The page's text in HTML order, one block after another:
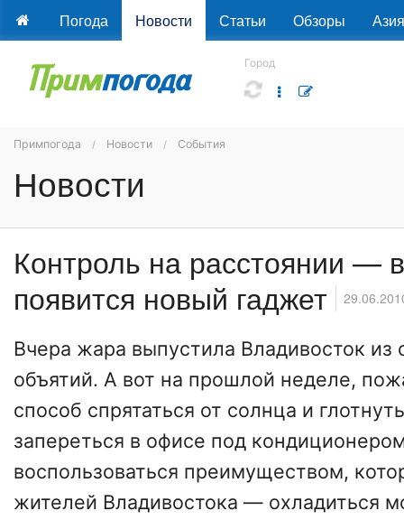
Погода Новости Статьи Обзоры Азия
Город
Примпогода Новости События
Новости
Контроль на расстоянии —
появится новый гаджет
Вчера жара выпустила Владивосток из
объятий. А вот на прошлой неделе,
способ спрятаться от солнца и
запереться в офисе под
воспользоваться преимуществом,
жителей Владивостока — охладиться